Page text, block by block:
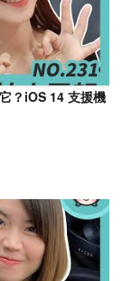
？iOS 14 支援機